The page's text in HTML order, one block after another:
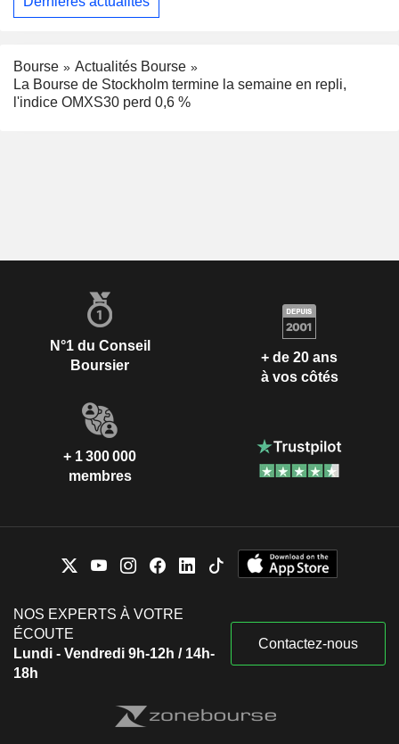
Bourse
Actualités Bourse
La Bourse de Stockholm termine la semaine en repli,
l'indice OMXS30 perd 0,6 %
N°1 du Conseil
Boursier
+ de 20 ans
à vos côtés
+ 1 300 000
membres
NOS EXPERTS À VOTRE
ÉCOUTE
Lundi - Vendredi 9h-12h / 14h-
18h
Contactez-nous